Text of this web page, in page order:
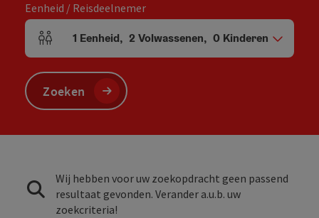
Eenheid / Reisdeelnemer
Aantal eenheden en persoonsvelden
1 Eenheid, 2 Volwassenen, 0 Kinderen
Zoeken
Wij hebben voor uw zoekopdracht geen passend
resultaat gevonden. Verander a.u.b. uw
zoekcriteria!